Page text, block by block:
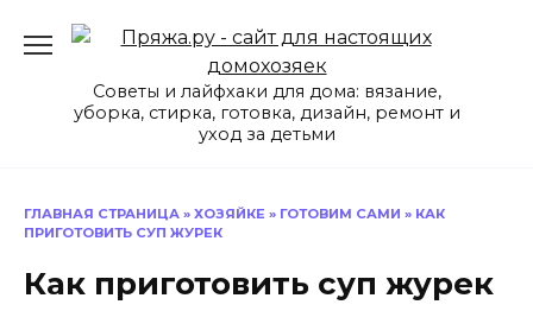
Советы и лайфхаки для дома: вязание,
уборка, стирка, готовка, дизайн, ремонт и
уход за детьми
ГЛАВНАЯ СТРАНИЦА » ХОЗЯЙКЕ » ГОТОВИМ САМИ » КАК
ПРИГОТОВИТЬ СУП ЖУРЕК
Как приготовить суп журек